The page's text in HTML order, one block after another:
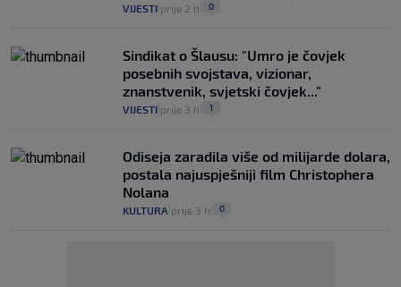
VIJESTI prije 2 h 0
Sindikat o Šlausu: "Umro je čovjek
posebnih svojstava, vizionar,
znanstvenik, svjetski čovjek..."
VIJESTI prije 3 h 1
Odiseja zaradila više od milijarde dolara,
postala najuspješniji film Christophera
Nolana
KULTURA prije 3 h 0